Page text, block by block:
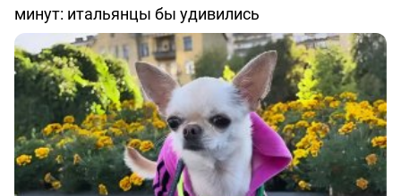
минут: итальянцы бы удивились